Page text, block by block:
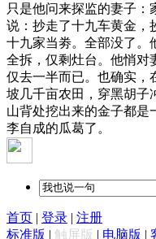
只是他问来探监的妻子：
说：抄走了十九车黄金，
十九家当劵。全部没了。
全拆，仅剩灶台。他悄对
仅去一半而已。也确实，
坡几千亩农田，穿黑胡子
山背处挖出来的金子都是
李自成的瓜葛了。
首页 | 登录 | 注册
标准版 | 触屏版 | 电脑版 |